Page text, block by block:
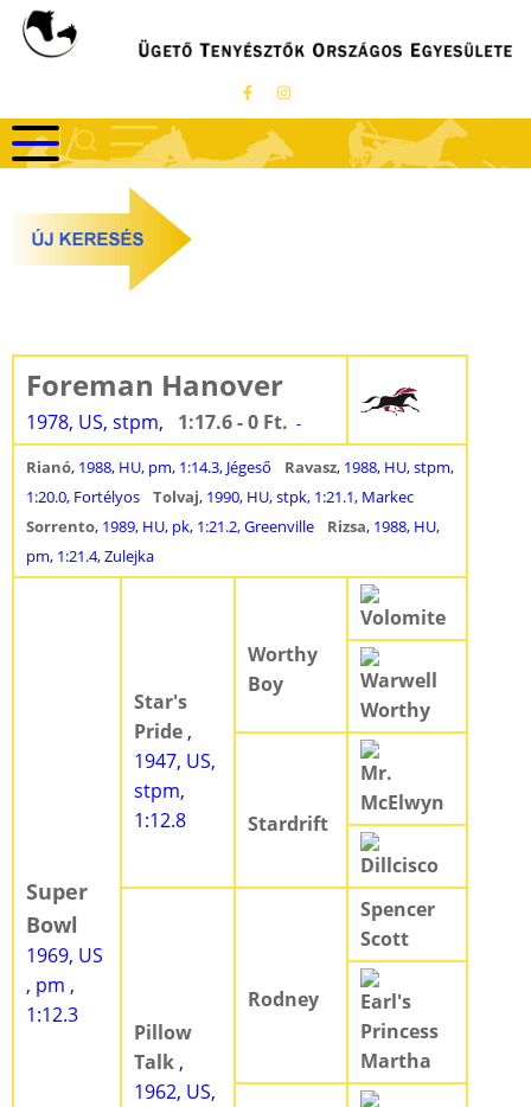
Ugrás
Foreman Hanover
1978, US, stpm, 1:17.6 - 0 Ft. -
Rianó, 1988, HU, pm, 1:14.3, Jégeső Ravasz, 1988, HU, stpm,
1:20.0, Fortélyos
Tolvaj, 1990, HU, stpk, 1:21.1, Markec
Sorrento, 1989, HU, pk, 1:21.2, Greenville Rizsa, 1988, HU,
pm, 1:21.4, Zulejka
Super
Bowl
1969, US
, pm ,
1:12.3
Star's
Pride ,
1947, US,
stpm,
1:12.8
Worthy
Boy
Volomite
Warwell
Worthy
Stardrift
Mr.
McElwyn
Dillcisco
Pillow
Talk ,
1962, US,
Rodney
Spencer
Scott
Earl's
Princess
Martha